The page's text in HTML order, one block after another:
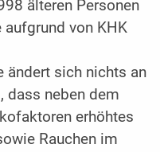
älteren Personen
von KHK
ändert sich nichts an
dass neben dem
erhöhtes
Rauchen im